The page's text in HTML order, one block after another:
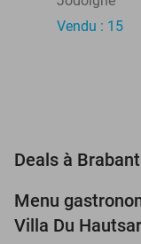
Vendu : 15
Deals à
NEW
TODAY
Menu
Villa Du